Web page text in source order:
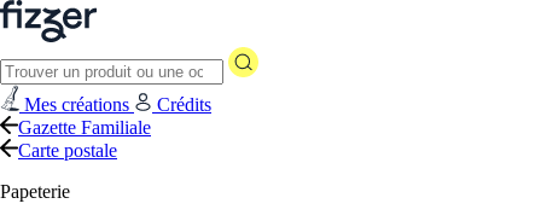
Mes créations
Crédits
Gazette Familiale
Carte postale
Papeterie